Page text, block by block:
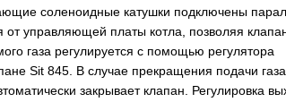
соленоидные катушки подключены
управляющей платы котла, позволяя
газа регулируется с помощью регулятора
Sit 845. В случае прекращения подачи
закрывает клапан. Регулировка